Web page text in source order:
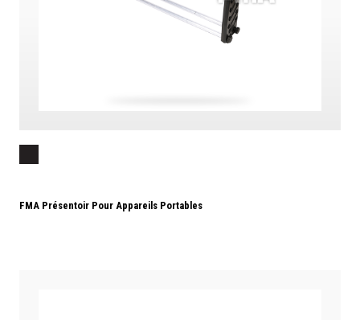
FMA Présentoir Pour Appareils Portables